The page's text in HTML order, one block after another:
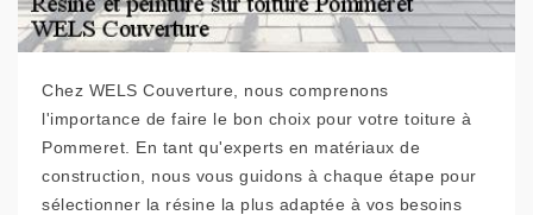
Chez WELS Couverture, nous comprenons
l'importance de faire le bon choix pour votre toiture à
Pommeret. En tant qu'experts en matériaux de
construction, nous vous guidons à chaque étape pour
sélectionner la résine la plus adaptée à vos besoins